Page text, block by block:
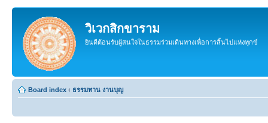
วิเวกสิกขาราม
ยินดีต้อนรับผู้สนใจในธรรมร่วมเดินทางเพื่อการสิ้นไปแห่งทุกข์
Board index ‹ ธรรมทาน งานบุญ